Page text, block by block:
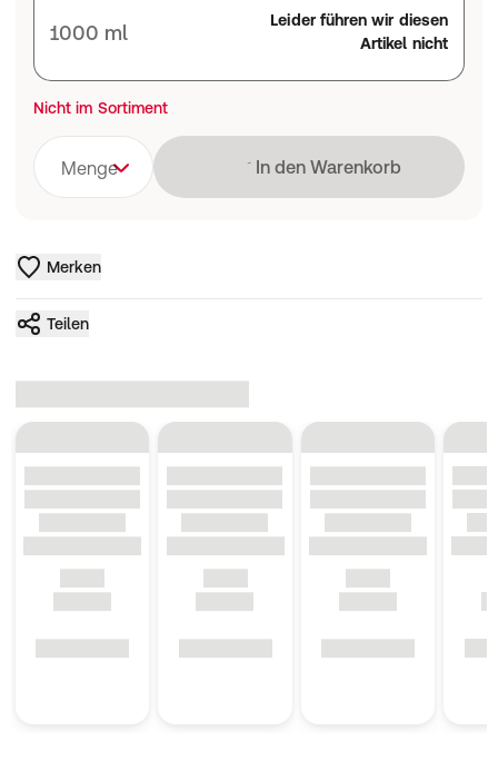
1000 ml
Leider führen wir diesen
Artikel nicht
Nicht im Sortiment
Menge Lädt
In den Warenkorb
Merken
Teilen